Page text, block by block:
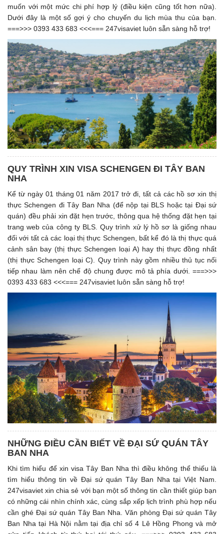
muốn với một mức chi phí hợp lý (điều kiện cũng tốt hơn nữa).
Dưới đây là một số gợi ý cho chuyến du lịch mùa thu của bạn.
===>>> 0393 433 683 <<<=== 247visaviet luôn sẵn sàng hỗ trợ!
QUY TRÌNH XIN VISA SCHENGEN ĐI TÂY BAN
NHA
Kể từ ngày 01 tháng 01 năm 2017 trở đi, tất cả các hồ sơ xin thị
thực Schengen đi Tây Ban Nha (để nộp tại BLS hoặc tại Đại sứ
quán) đều phải xin đặt hẹn trước, thông qua hệ thống đặt hẹn tại
trang web của công ty BLS. Quy trình xử lý hồ sơ là giống nhau
đối với tất cả các loại thị thực Schengen, bất kể đó là thị thực quá
cảnh sân bay (thị thực Schengen loại A) hay thị thực đồng nhất
(thị thực Schengen loại C). Quy trình này gồm nhiều thủ tục nối
tiếp nhau làm nên chế độ chung được mô tả phía dưới. ===>>>
0393 433 683 <<<=== 247visaviet luôn sẵn sàng hỗ trợ!
NHỮNG ĐIỀU CẦN BIẾT VỀ ĐẠI SỨ QUÁN TÂY
BAN NHA
Khi tìm hiểu để xin visa Tây Ban Nha thì điều không thể thiếu là
tìm hiểu thông tin về Đại sứ quán Tây Ban Nha tại Việt Nam.
247visaviet xin chia sẻ với bạn một số thông tin cần thiết giúp bạn
có những cái nhìn chính xác, cùng sắp xếp lịch trình phù hợp nếu
cần ghé Đại sứ quán Tây Ban Nha. Văn phòng Đại sứ quán Tây
Ban Nha tại Hà Nội nằm tại địa chỉ số 4 Lê Hồng Phong và mở